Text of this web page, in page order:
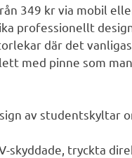
349 krvia mobil
professionellt
där det
med pinne som
av studentskyltar
skyddade, tryckta